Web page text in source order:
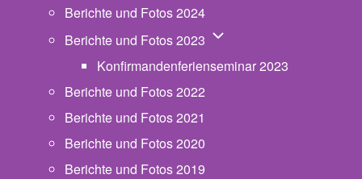
Berichte und Fotos 2024
Berichte und Fotos 2023 Unternavigation von
Konfirmandenferienseminar 2023
Berichte und Fotos 2022
Berichte und Fotos 2021
Berichte und Fotos 2020
Berichte und Fotos 2019